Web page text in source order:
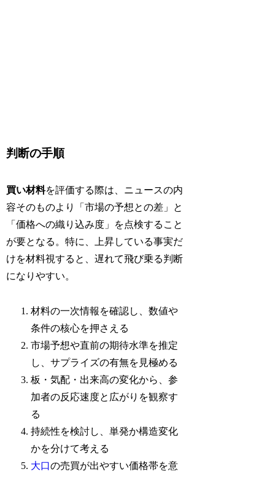
判断の手順
買い材料を評価する際は、ニュースの内
容そのものより「市場の予想との差」と
「価格への織り込み度」を点検すること
が要となる。特に、上昇している事実だ
けを材料視すると、遅れて飛び乗る判断
になりやすい。
材料の一次情報を確認し、数値や
条件の核心を押さえる
市場予想や直前の期待水準を推定
し、サプライズの有無を見極める
板・気配・出来高の変化から、参
加者の反応速度と広がりを観察す
る
持続性を検討し、単発か構造変化
かを分けて考える
大口の売買が出やすい価格帯を意